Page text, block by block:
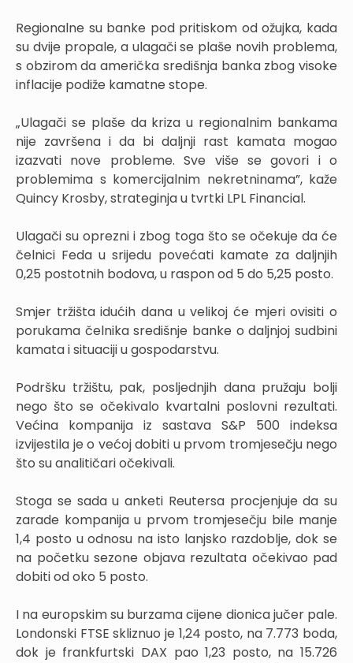
Regionalne su banke pod pritiskom od ožujka, kada
su dvije propale, a ulagači se plaše novih problema,
s obzirom da američka središnja banka zbog visoke
inflacije podiže kamatne stope.
„Ulagači se plaše da kriza u regionalnim bankama
nije završena i da bi daljnji rast kamata mogao
izazvati nove probleme. Sve više se govori i o
problemima s komercijalnim nekretninama”, kaže
Quincy Krosby, strateginja u tvrtki LPL Financial.
Ulagači su oprezni i zbog toga što se očekuje da će
čelnici Feda u srijedu povećati kamate za daljnjih
0,25 postotnih bodova, u raspon od 5 do 5,25 posto.
Smjer tržišta idućih dana u velikoj će mjeri ovisiti o
porukama čelnika središnje banke o daljnjoj sudbini
kamata i situaciji u gospodarstvu.
Podršku tržištu, pak, posljednjih dana pružaju bolji
nego što se očekivalo kvartalni poslovni rezultati.
Većina kompanija iz sastava S&P 500 indeksa
izvijestila je o većoj dobiti u prvom tromjesečju nego
što su analitičari očekivali.
Stoga se sada u anketi Reutersa procjenjuje da su
zarade kompanija u prvom tromjesečju bile manje
1,4 posto u odnosu na isto lanjsko razdoblje, dok se
na početku sezone objava rezultata očekivao pad
dobiti od oko 5 posto.
I na europskim su burzama cijene dionica jučer pale.
Londonski FTSE skliznuo je 1,24 posto, na 7.773 boda,
dok je frankfurtski DAX pao 1,23 posto, na 15.726